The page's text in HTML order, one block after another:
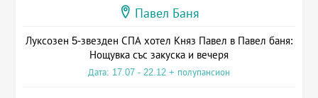
Павел Баня
Луксозен 5-звезден СПА хотел Княз Павел в Павел баня:
Нощувка със закуска и вечеря
Дата: 17.07 - 22.12 + полупансион